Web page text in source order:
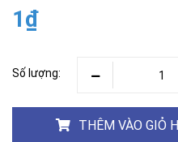
1₫
Số lượng:
THÊM VÀO GIỎ